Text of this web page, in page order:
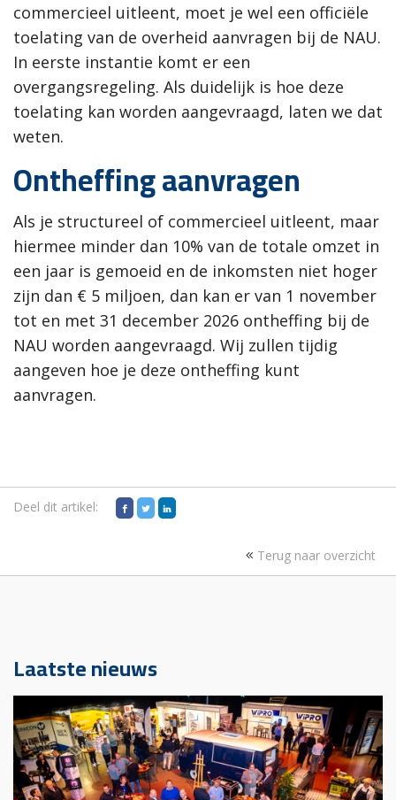
commercieel uitleent, moet je wel een officiële
toelating van de overheid aanvragen bij de NAU.
In eerste instantie komt er een
overgangsregeling. Als duidelijk is hoe deze
toelating kan worden aangevraagd, laten we dat
weten.
Ontheffing aanvragen
Als je structureel of commercieel uitleent, maar
hiermee minder dan 10% van de totale omzet in
een jaar is gemoeid en de inkomsten niet hoger
zijn dan € 5 miljoen, dan kan er van 1 november
tot en met 31 december 2026 ontheffing bij de
NAU worden aangevraagd. Wij zullen tijdig
aangeven hoe je deze ontheffing kunt
aanvragen.
Deel dit artikel:
Terug naar overzicht
Laatste nieuws